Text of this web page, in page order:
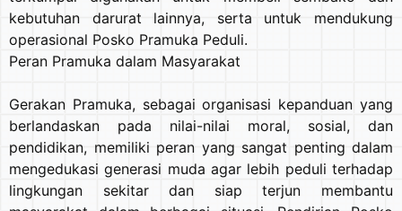
kebutuhan darurat lainnya, serta untuk mendukung
operasional Posko Pramuka Peduli.
Peran Pramuka dalam Masyarakat
Gerakan Pramuka, sebagai organisasi kepanduan yang
berlandaskan pada nilai-nilai moral, sosial, dan
pendidikan, memiliki peran yang sangat penting dalam
mengedukasi generasi muda agar lebih peduli terhadap
lingkungan sekitar dan siap terjun membantu